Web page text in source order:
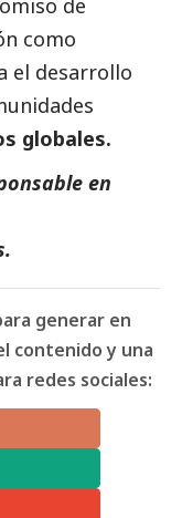
de
como
el desarrollo
globales.
en
generar en
contenido y una
redes sociales: